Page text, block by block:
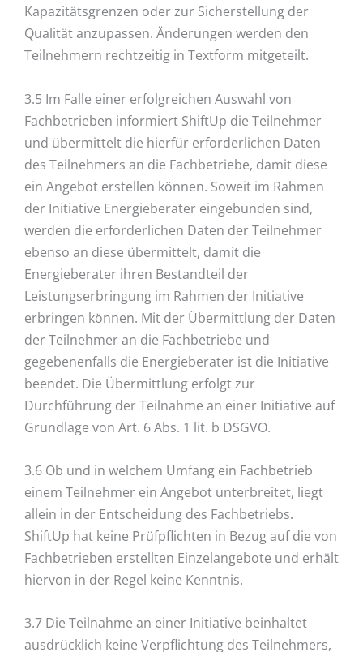
Kapazitätsgrenzen oder zur Sicherstellung der
Qualität anzupassen. Änderungen werden den
Teilnehmern rechtzeitig in Textform mitgeteilt.
3.5 Im Falle einer erfolgreichen Auswahl von
Fachbetrieben informiert ShiftUp die Teilnehmer
und übermittelt die hierfür erforderlichen Daten
des Teilnehmers an die Fachbetriebe, damit diese
ein Angebot erstellen können. Soweit im Rahmen
der Initiative Energieberater eingebunden sind,
werden die erforderlichen Daten der Teilnehmer
ebenso an diese übermittelt, damit die
Energieberater ihren Bestandteil der
Leistungserbringung im Rahmen der Initiative
erbringen können. Mit der Übermittlung der Daten
der Teilnehmer an die Fachbetriebe und
gegebenenfalls die Energieberater ist die Initiative
beendet. Die Übermittlung erfolgt zur
Durchführung der Teilnahme an einer Initiative auf
Grundlage von Art. 6 Abs. 1 lit. b DSGVO.
3.6 Ob und in welchem Umfang ein Fachbetrieb
einem Teilnehmer ein Angebot unterbreitet, liegt
allein in der Entscheidung des Fachbetriebs.
ShiftUp hat keine Prüfpflichten in Bezug auf die von
Fachbetrieben erstellten Einzelangebote und erhält
hiervon in der Regel keine Kenntnis.
3.7 Die Teilnahme an einer Initiative beinhaltet
ausdrücklich keine Verpflichtung des Teilnehmers,